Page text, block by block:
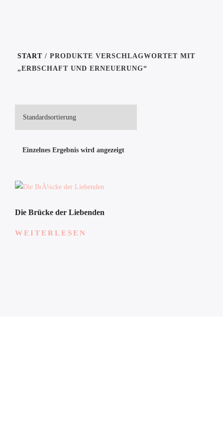
START / PRODUKTE VERSCHLAGWORTET MIT
„ERBSCHAFT UND ERNEUERUNG“
Einzelnes Ergebnis wird angezeigt
Die Brücke der Liebenden
WEITERLESEN